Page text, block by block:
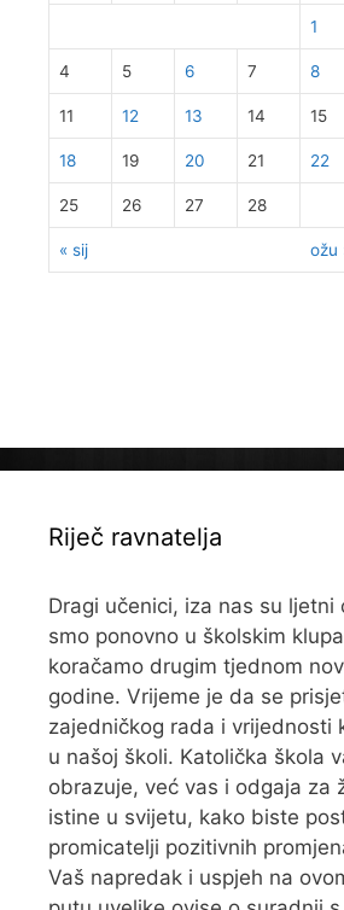
« sij ožu
1
4 5 6 7 8
11 12 13 14 15
18 19 20 21 22
25 26 27 28
Riječ ravnatelja
Dragi učenici, iza nas su ljetni
smo ponovno u školskim
koračamo drugim tjednom
godine. Vrijeme je da se
zajedničkog rada i vrijednosti
u našoj školi. Katolička škola
obrazuje, već vas i odgaja za
istine u svijetu, kako biste
promicatelji pozitivnih
Vaš napredak i uspjeh na